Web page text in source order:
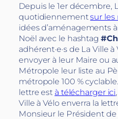
Depuis le 1er décembre,
quotidiennementsur les
idées d’aménagements
Noël avec le hashtag
adhérent·e·s de La Ville à
envoyer à leur Maire ou
Métropole leur liste au
métropole 100 %
lettre est à télécharger ici
Ville à Vélo enverra la
Monsieur le Président